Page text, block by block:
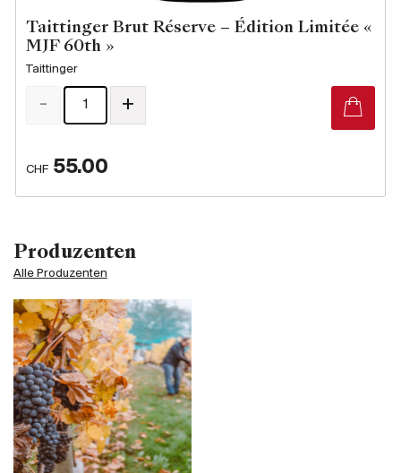
Produzenten
Alle Produzenten
Taittinger Brut Réserve – Édition Limitée «
MJF 60th »
Taittinger
CHF 55.00
- +